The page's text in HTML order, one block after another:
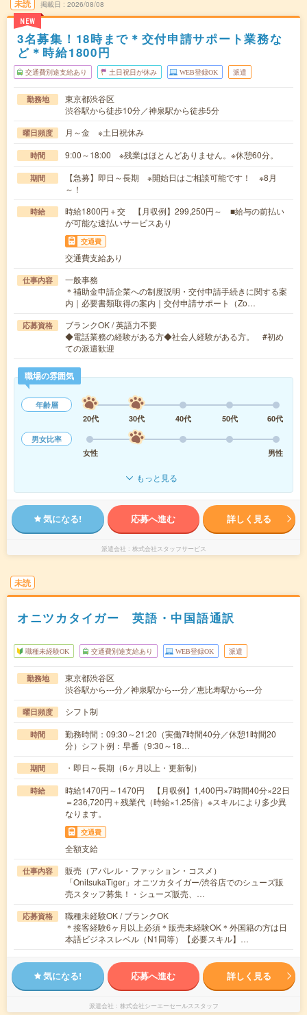
未読
NEW
掲載日 2026/08/08
3名募集！18時まで＊交付申請サポート業務な
ど＊時給1800円
交通費別途支給あり 土日祝日が休み WEB登録OK 派遣
勤務地
東京都渋谷区
渋谷駅から徒歩10分／神泉駅から徒歩5分
曜日頻度 月～金 ※土日祝休み
時間 9:00～18:00 ※残業はほとんどありません。※休憩60分。
期間
【急募】即日～長期 ※開始日はご相談可能です！ ※8月
～！
時給
時給1800円＋交 【月収例】299,250円～ ■給与の前払い
が可能な速払いサービスあり
交通費
交通費支給あり
仕事内容
一般事務
＊補助金申請企業への制度説明・交付申請手続きに関する案
内｜必要書類取得の案内｜交付申請サポート（Zo…
応募資格
ブランクOK / 英語力不要
◆電話業務の経験がある方◆社会人経験がある方。 #初め
ての派遣歓迎
職場の雰囲気
年齢層
20代
30代 40代 50代
60代
男女比率
女性
男性
もっと見る
気になる! 応募へ進む 詳しく見る
派遣会社 株式会社スタッフサービス
未読
オニツカタイガー 英語・中国語通訳
職種未経験OK 交通費別途支給あり WEB登録OK 派遣
勤務地
東京都渋谷区
渋谷駅から---分／神泉駅から---分／恵比寿駅から---分
曜日頻度 シフト制
時間
勤務時間：09:30～21:20（実働7時間40分／休憩1時間20
分）シフト例：早番（9:30～18…
期間 ・即日～長期（6ヶ月以上・更新制）
時給
時給1470円～1470円 【月収例】1,400円×7時間40分×22日
＝236,720円＋残業代（時給×1.25倍）※スキルにより多少異
なります。
交通費
全額支給
仕事内容
販売（アパレル・ファッション・コスメ）
「OnitsukaTiger」オニツカタイガー/渋谷店でのシューズ販
売スタッフ募集！・シューズ販売、…
応募資格
職種未経験OK / ブランクOK
＊接客経験6ヶ月以上必須＊販売未経験OK＊外国籍の方は日
本語ビジネスレベル（N1同等）【必要スキル】…
気になる! 応募へ進む 詳しく見る
派遣会社 株式会社シーエーセールススタッフ